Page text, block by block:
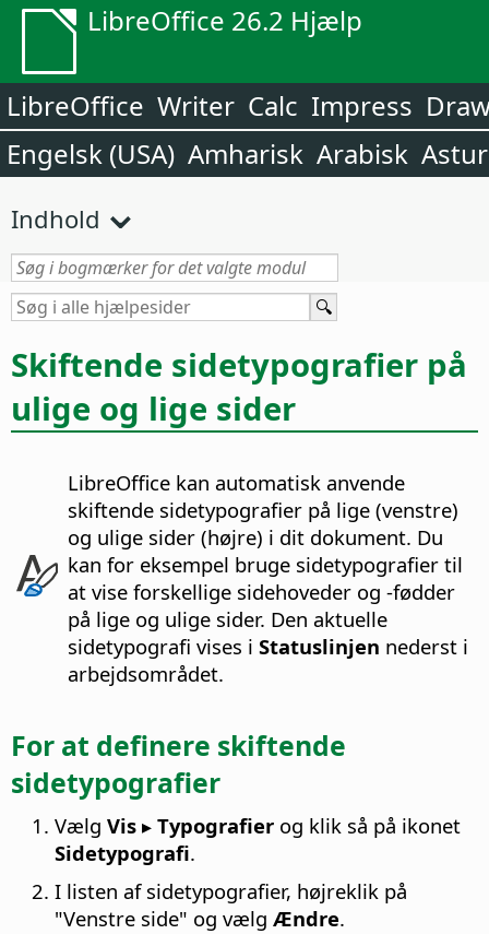
LibreOffice 26.2 Hjælp
LibreOffice Writer Calc Impress
Engelsk (USA) Amharisk Arabisk
Indhold
Skiftende sidetypografier på
ulige og lige sider
LibreOffice kan automatisk anvende
skiftende sidetypografier på lige (venstre)
og ulige sider (højre) i dit dokument. Du
kan for eksempel bruge sidetypografier til
at vise forskellige sidehoveder og -fødder
på lige og ulige sider. Den aktuelle
sidetypografi vises iStatuslinjen nederst i
arbejdsområdet.
For at definere skiftende
sidetypografier
Vælg Vis ▸ Typografier og klik så på ikonet
Sidetypografi.
I listen af sidetypografier, højreklik på
"Venstre side" og vælg Ændre.